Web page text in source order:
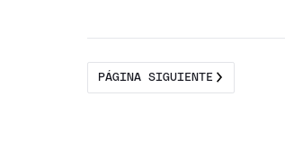
PÁGINA SIGUIENTE